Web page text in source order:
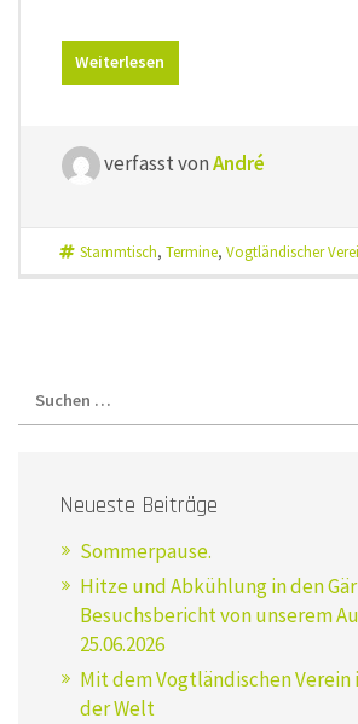
Weiterlesen
verfasst vonAndré
Stammtisch, Termine, Vogtländischer
Neueste Beiträge
Sommerpause.
Hitze und Abkühlung in den
Besuchsbericht von unserem
25.06.2026
Mit dem Vogtländischen Verein
der Welt